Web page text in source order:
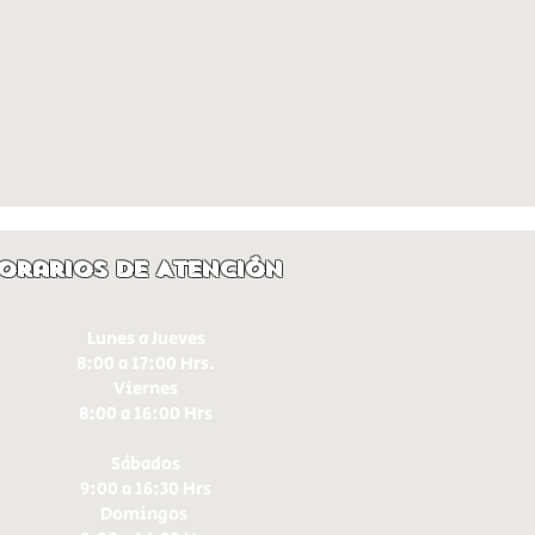
de Atención
Lunes a Jueves
8:00 a 17:00 Hrs.
Viernes
8:00 a 16:00 Hrs​
Sábados
9:00 a 16:30 Hrs
Domingos